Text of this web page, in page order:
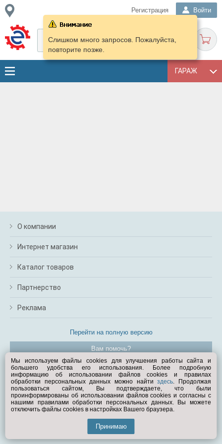
Регистрация Войти
ГАРАЖ
Слишком много запросов. Пожалуйста,
повторите позже.
О компании
Интернет магазин
Каталог товаров
Партнерство
Реклама
Перейти на полную версию
Вам помочь?
© Exist.ru 1998—2026
Мы используем файлы cookies для улучшения работы сайта и
большего удобства его использования. Более подробную
информацию об использовании файлов cookies и правилах
обработки персональных данных можно найтиздесь. Продолжая
пользоваться сайтом, Вы подтверждаете, что были
проинформированы об использовании файлов cookies и согласны с
нашими правилами обработки персональных данных. Вы можете
отключить файлы cookies в настройках Вашего браузера.
Принимаю